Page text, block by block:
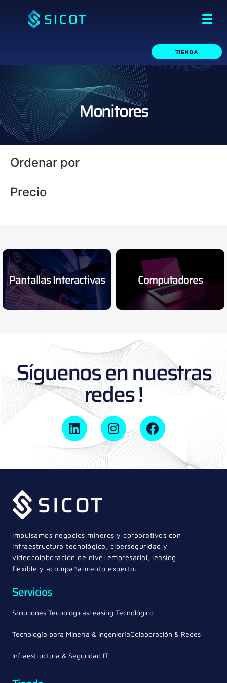
TIENDA
Monitores
Ordenar por
Precio
Pantallas Interactivas Computadores
Síguenos en nuestras
redes !
Impulsamos negocios mineros y corporativos con
infraestructura tecnológica, ciberseguridad y
videocolaboración de nivel empresarial, leasing
flexible y acompañamiento experto.
Servicios
Soluciones TecnológicasLeasing Tecnológico
Tecnología para Minería & IngenieríaColaboración & Redes
Infraestructura & Seguridad IT